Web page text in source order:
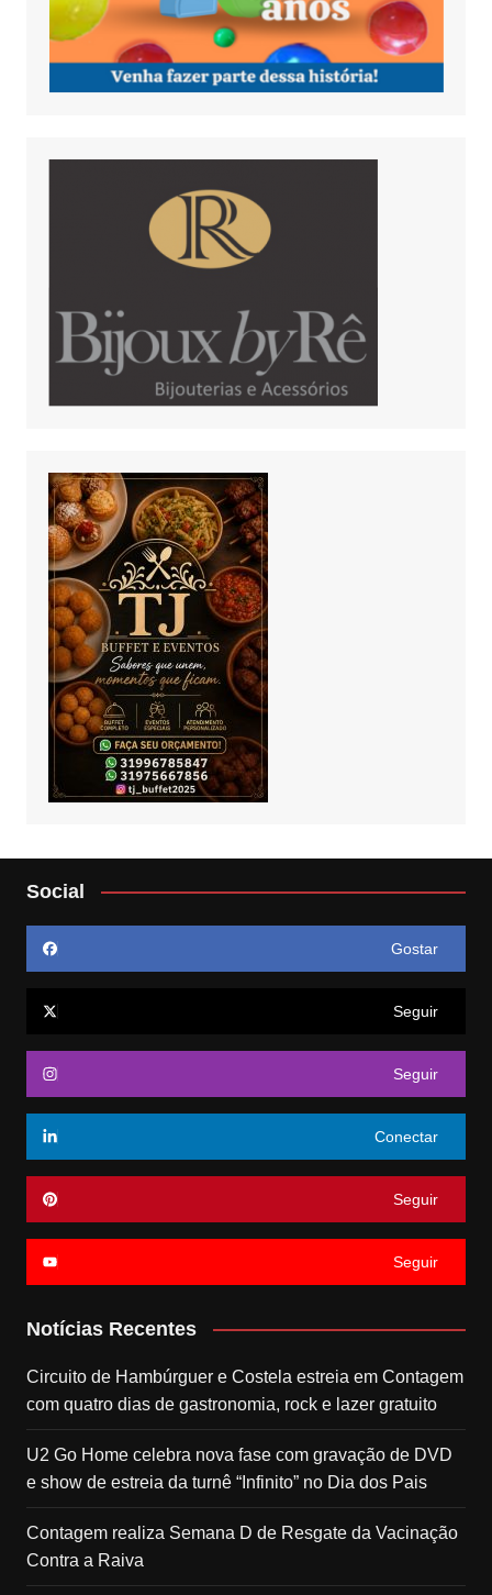
Social
Gostar
Seguir
Seguir
Conectar
Seguir
Seguir
Notícias Recentes
Circuito de Hambúrguer e Costela estreia em Contagem
com quatro dias de gastronomia, rock e lazer gratuito
U2 Go Home celebra nova fase com gravação de DVD
e show de estreia da turnê “Infinito” no Dia dos Pais
Contagem realiza Semana D de Resgate da Vacinação
Contra a Raiva